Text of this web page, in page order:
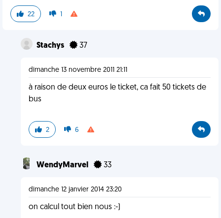
22 1
Stachys 37
dimanche 13 novembre 2011 21:11
à raison de deux euros le ticket, ca fait 50 tickets de
bus
2 6
WendyMarvel 33
dimanche 12 janvier 2014 23:20
on calcul tout bien nous :-)